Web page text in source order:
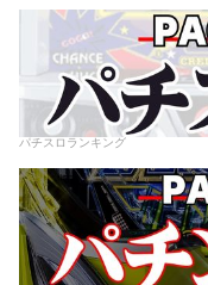
パチスロランキング